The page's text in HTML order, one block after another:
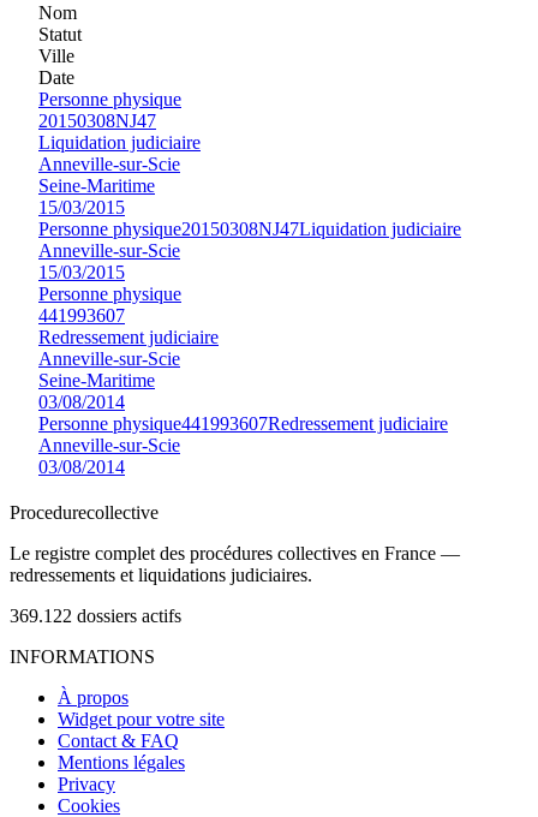
Nom
Statut
Ville
Date
Personne physique
20150308NJ47
Liquidation judiciaire
Anneville-sur-Scie
Seine-Maritime
15/03/2015
Personne physique20150308NJ47Liquidation judiciaire
Anneville-sur-Scie
15/03/2015
Personne physique
441993607
Redressement judiciaire
Anneville-sur-Scie
Seine-Maritime
03/08/2014
Personne physique441993607Redressement judiciaire
Anneville-sur-Scie
03/08/2014
Procedurecollective
Le registre complet des procédures collectives en France —
redressements et liquidations judiciaires.
369.122 dossiers actifs
INFORMATIONS
À propos
Widget pour votre site
Contact & FAQ
Mentions légales
Privacy
Cookies